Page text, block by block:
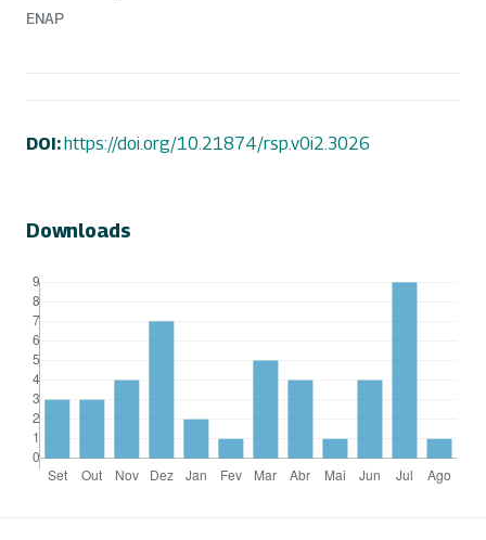
ENAP
DOI:https://doi.org/10.21874/rsp.v0i2.3026
Downloads